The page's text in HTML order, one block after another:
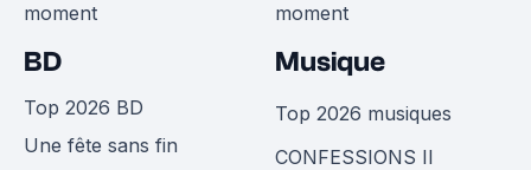
moment
moment
BD
Top 2026 BD
Une fête sans fin
Musique
Top 2026 musiques
CONFESSIONS II